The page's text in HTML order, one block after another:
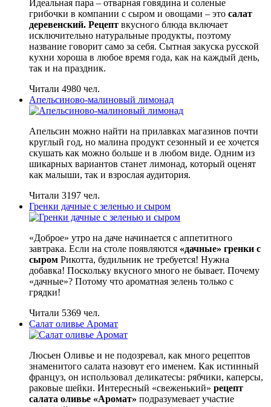
Идеальная пара – отварная говядина и соленые
грибочки в компании с сыром и овощами – это салат
деревенский. Рецепт вкусного блюда включает
исключительно натуральные продукты, поэтому
название говорит само за себя. Сытная закуска русской
кухни хороша в любое время года, как на каждый день,
так и на праздник.
Читали 4980 чел.
Апельсиново-малиновый лимонад
Апельсин можно найти на прилавках магазинов почти
круглый год, но малина продукт сезонный и ее хочется
скушать как можно больше и в любом виде. Одним из
шикарных вариантов станет лимонад, который оценят
как малыши, так и взрослая аудитория.
Читали 3197 чел.
Гренки дачные с зеленью и сыром
«Доброе» утро на даче начинается с аппетитного
завтрака. Если на столе появляются «дачные» гренки с
сыром Рикотта, будильник не требуется! Нужна
добавка! Поскольку вкусного много не бывает. Почему
«дачные»? Потому что ароматная зелень только с
грядки!
Читали 5369 чел.
Салат оливье Аромат
Люсьен Оливье и не подозревал, как много рецептов
знаменитого салата назовут его именем. Как истинный
француз, он использовал деликатесы: рябчики, каперсы,
раковые шейки. Интересный «свеженький» рецепт
салата оливье «Аромат» подразумевает участие